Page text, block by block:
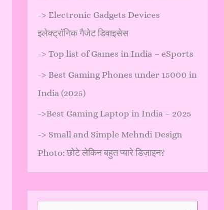
-> Electronic Gadgets Devices
इलेक्ट्रॉनिक गैजेट डिवाइसेस
-> Top list of Games in India – eSports
-> Best Gaming Phones under 15000 in
India (2025)
->Best Gaming Laptop in India – 2025
-> Small and Simple Mehndi Design
Photo: छोटे लेकिन बहुत प्यारे डिज़ाइन?